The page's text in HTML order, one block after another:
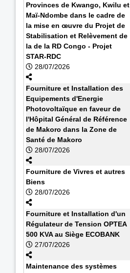
Provinces de Kwango, Kwilu et
Maï-Ndombe dans le cadre de
la mise en œuvre du Projet de
Stabilisation et Relèvement de
la de la RD Congo - Projet
STAR-RDC
28/07/2026
Fourniture et Installation des
Equipements d'Energie
Photovoltaïque en faveur de
l'Hôpital Général de Référence
de Makoro dans la Zone de
Santé de Makoro
28/07/2026
Fourniture de Vivres et autres
Biens
28/07/2026
Fourniture et Installation d'un
Régulateur de Tension OPTEA
500 KVA au Siège ECOBANK
27/07/2026
Maintenance des systèmes